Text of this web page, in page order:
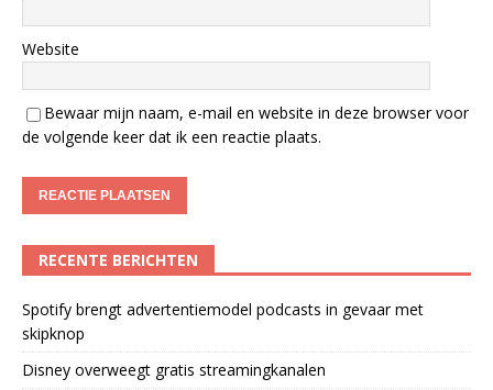
Website
Bewaar mijn naam, e-mail en website in deze browser voor
de volgende keer dat ik een reactie plaats.
RECENTE BERICHTEN
Spotify brengt advertentiemodel podcasts in gevaar met
skipknop
Disney overweegt gratis streamingkanalen